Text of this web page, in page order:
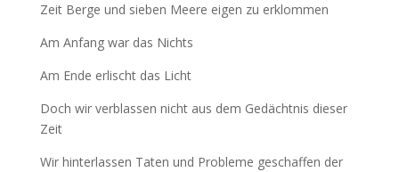
Zeit Berge und sieben Meere eigen zu erklommen
Am Anfang war das Nichts
Am Ende erlischt das Licht
Doch wir verblassen nicht aus dem Gedächtnis dieser
Zeit
Wir hinterlassen Taten und Probleme geschaffen der